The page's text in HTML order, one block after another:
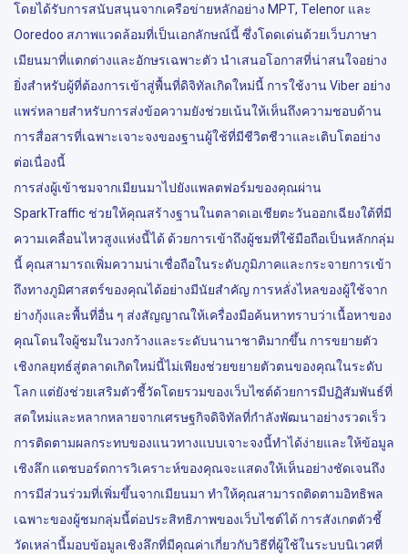
โดยได้รับการสนับสนุนจากเครือข่ายหลักอย่าง MPT, Telenor และ
Ooredoo สภาพแวดล้อมที่เป็นเอกลักษณ์นี้ ซึ่งโดดเด่นด้วยเว็บภาษา
เมียนมาที่แตกต่างและอักษรเฉพาะตัว นำเสนอโอกาสที่น่าสนใจอย่าง
ยิ่งสำหรับผู้ที่ต้องการเข้าสู่พื้นที่ดิจิทัลเกิดใหม่นี้ การใช้งาน Viber อย่าง
แพร่หลายสำหรับการส่งข้อความยังช่วยเน้นให้เห็นถึงความชอบด้าน
การสื่อสารที่เฉพาะเจาะจงของฐานผู้ใช้ที่มีชีวิตชีวาและเติบโตอย่าง
ต่อเนื่องนี้
การส่งผู้เข้าชมจากเมียนมาไปยังแพลตฟอร์มของคุณผ่าน
SparkTraffic ช่วยให้คุณสร้างฐานในตลาดเอเชียตะวันออกเฉียงใต้ที่มี
ความเคลื่อนไหวสูงแห่งนี้ได้ ด้วยการเข้าถึงผู้ชมที่ใช้มือถือเป็นหลักกลุ่ม
นี้ คุณสามารถเพิ่มความน่าเชื่อถือในระดับภูมิภาคและกระจายการเข้า
ถึงทางภูมิศาสตร์ของคุณได้อย่างมีนัยสำคัญ การหลั่งไหลของผู้ใช้จาก
ย่างกุ้งและพื้นที่อื่น ๆ ส่งสัญญาณให้เครื่องมือค้นหาทราบว่าเนื้อหาของ
คุณโดนใจผู้ชมในวงกว้างและระดับนานาชาติมากขึ้น การขยายตัว
เชิงกลยุทธ์สู่ตลาดเกิดใหม่นี้ไม่เพียงช่วยขยายตัวตนของคุณในระดับ
โลก แต่ยังช่วยเสริมตัวชี้วัดโดยรวมของเว็บไซต์ด้วยการมีปฏิสัมพันธ์ที่
สดใหม่และหลากหลายจากเศรษฐกิจดิจิทัลที่กำลังพัฒนาอย่างรวดเร็ว
การติดตามผลกระทบของแนวทางแบบเจาะจงนี้ทำได้ง่ายและให้ข้อมูล
เชิงลึก แดชบอร์ดการวิเคราะห์ของคุณจะแสดงให้เห็นอย่างชัดเจนถึง
การมีส่วนร่วมที่เพิ่มขึ้นจากเมียนมา ทำให้คุณสามารถติดตามอิทธิพล
เฉพาะของผู้ชมกลุ่มนี้ต่อประสิทธิภาพของเว็บไซต์ได้ การสังเกตตัวชี้
วัดเหล่านี้มอบข้อมูลเชิงลึกที่มีคุณค่าเกี่ยวกับวิธีที่ผู้ใช้ในระบบนิเวศที่